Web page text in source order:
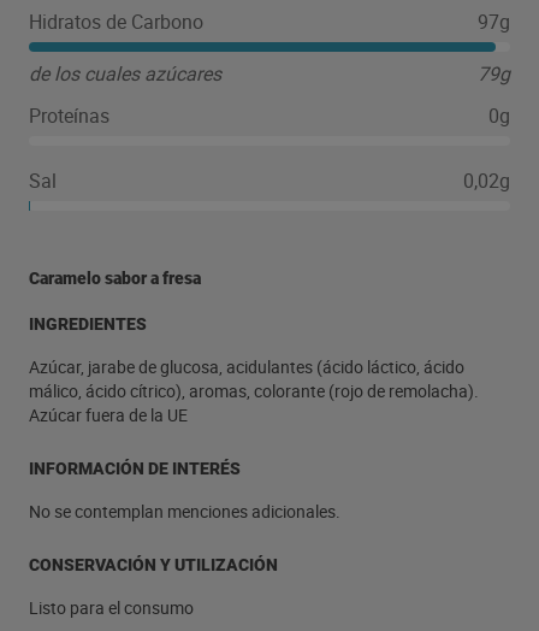
Hidratos de Carbono
97g
de los cuales azúcares
79g
Proteínas
0g
Sal 0,02g
Caramelo sabor a fresa
INGREDIENTES
Azúcar, jarabe de glucosa, acidulantes (ácido láctico, ácido
málico, ácido cítrico), aromas, colorante (rojo de remolacha).
Azúcar fuera de la UE
INFORMACIÓN DE INTERÉS
No se contemplan menciones adicionales.
CONSERVACIÓN Y UTILIZACIÓN
Listo para el consumo